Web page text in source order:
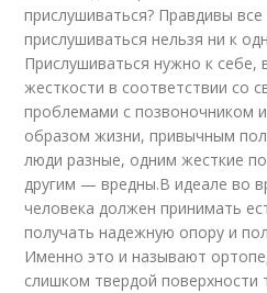
прислушиваться? Правдивы
прислушиваться нельзя ни к
Прислушиваться нужно к себе,
жесткости в соответствии со
проблемами с позвоночником
образом жизни, привычным
люди разные, одним жесткие
другим — вредны.В идеале во
человека должен принимать
получать надежную опору и
Именно это и называют
слишком твердой поверхности